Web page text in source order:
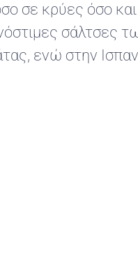
σε κρύες όσο
σάλτσες
ενώ στην